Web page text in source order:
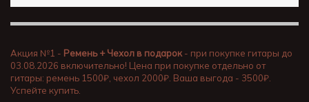
Акция №1 - Ремень + Чехол в подарок - при покупке гитары до
03.08.2026 включительно! Цена при покупке отдельно от
гитары: ремень 1500₽, чехол 2000₽. Ваша выгода - 3500₽.
Успейте купить.